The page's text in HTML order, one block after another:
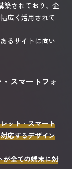
築されており、企
広く活用されて
るサイトに向い
スマートフォ
ット・スマート
応するデザイン
が全ての端末に対